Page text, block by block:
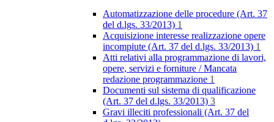
Automatizzazione delle procedure (Art. 37
del d.lgs. 33/2013) 1
Acquisizione interesse realizzazione opere
incompiute (Art. 37 del d.lgs. 33/2013) 1
Atti relativi alla programmazione di lavori,
opere, servizi e forniture / Mancata
redazione programmazione 1
Documenti sul sistema di qualificazione
(Art. 37 del d.lgs. 33/2013) 3
Gravi illeciti professionali (Art. 37 del